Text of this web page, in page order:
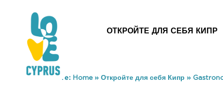
ОТКРОЙТЕ ДЛЯ СЕБЯ КИПР
You are here: Home» Откройте для себя Кипр »